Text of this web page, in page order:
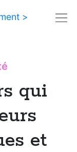
>
qui
et